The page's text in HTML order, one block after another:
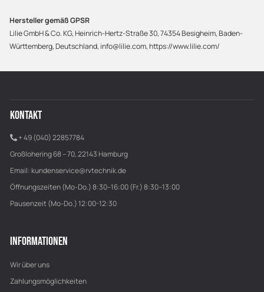
Hersteller gemäß GPSR
Lilie GmbH & Co. KG, Heinrich-Hertz-Straße 30, 74354 Besigheim, Baden-
Württemberg, Deutschland, info@lilie.com, https://www.lilie.com/
KONTAKT
+ 49 (040) 22857784
Großlohering 68 – 70, 22143 Hamburg
Email: kundenservice@rvtechnik.de
Öffnungszeiten (Mo-Do.) 8:30–16:00 (Fr.) 8:30–13:00
Pausenzeit (Mo-Do.) 12:00-12:30
INFORMATIONEN
Wir über uns
Zahlungsmöglichkeiten